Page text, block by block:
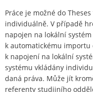
Práce je možné do
individuálně. V případě
napojen na lokální
k automatickému
k napojení na lokální
systému vkládány
daná práva. Může jít
referenty studijního